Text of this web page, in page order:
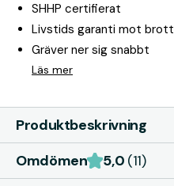
SHHP certifierat
Livstids garanti mot brott
Gräver ner sig snabbt
Läs mer
Produktbeskrivning
Omdömen
5,0 (11)